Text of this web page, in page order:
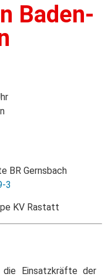
Baden-
BR Gernsbach
3
KV Rastatt
Einsatzkräfte der